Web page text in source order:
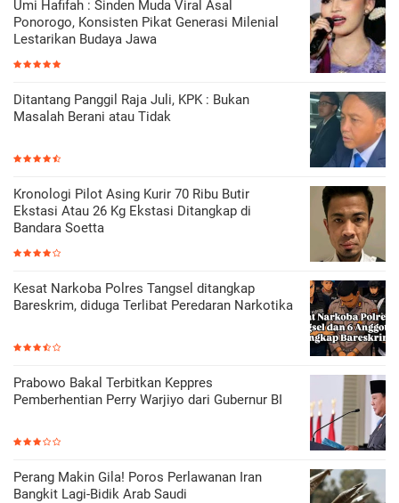
Umi Hafifah : Sinden Muda Viral Asal
Ponorogo, Konsisten Pikat Generasi Milenial
Lestarikan Budaya Jawa
Ditantang Panggil Raja Juli, KPK : Bukan
Masalah Berani atau Tidak
Kronologi Pilot Asing Kurir 70 Ribu Butir
Ekstasi Atau 26 Kg Ekstasi Ditangkap di
Bandara Soetta
Kesat Narkoba Polres Tangsel ditangkap
Bareskrim, diduga Terlibat Peredaran Narkotika
Prabowo Bakal Terbitkan Keppres
Pemberhentian Perry Warjiyo dari Gubernur BI
Perang Makin Gila! Poros Perlawanan Iran
Bangkit Lagi-Bidik Arab Saudi